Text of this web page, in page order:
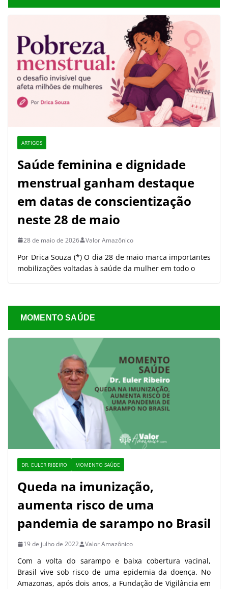
ARTIGOS
Saúde feminina e dignidade
menstrual ganham destaque
em datas de conscientização
neste 28 de maio
28 de maio de 2026 Valor Amazônico
Por Drica Souza (*) O dia 28 de maio marca importantes
mobilizações voltadas à saúde da mulher em todo o
MOMENTO SAÚDE
DR. EULER RIBEIRO MOMENTO SAÚDE
Queda na imunização,
aumenta risco de uma
pandemia de sarampo no Brasil
19 de julho de 2022 Valor Amazônico
Com a volta do sarampo e baixa cobertura vacinal,
Brasil vive sob risco de uma epidemia da doença. No
Amazonas, após dois anos, a Fundação de Vigilância em